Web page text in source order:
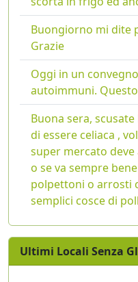
Buongiorno mi dite
Grazie
Oggi in un
autoimmuni.
Buona sera,
di essere celiaca ,
super mercato
o se va sempre
polpettoni o arrosti
semplici cosce di
Ultimi Locali Senza